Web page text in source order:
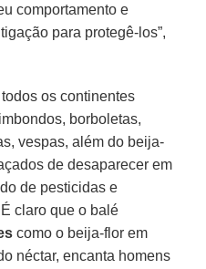
comportamento e
para protegê-los”,
os continentes
borboletas,
vespas, além do beija-
de desaparecer em
de pesticidas e
claro que o balé
como o beija-flor em
néctar, encanta homens